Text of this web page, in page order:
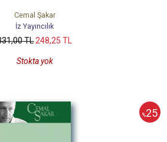
Cemal Şakar
İz Yayıncılık
,00TL248,25 TL
Stokta yok
%25